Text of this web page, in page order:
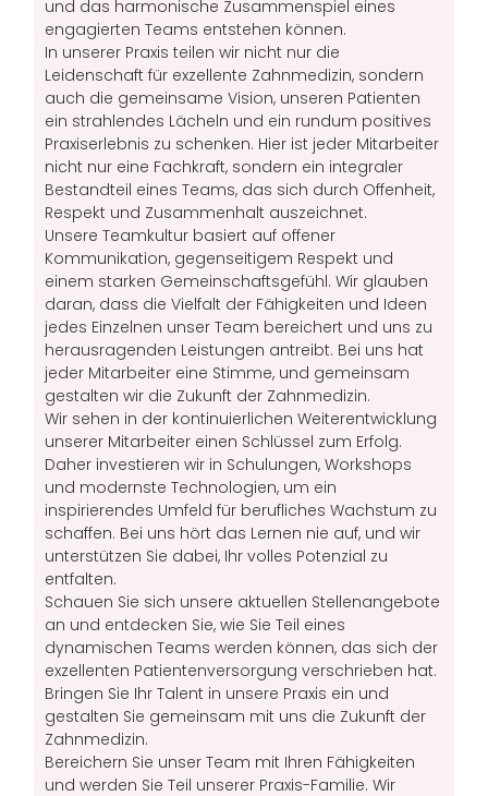
und das harmonische Zusammenspiel eines
engagierten Teams entstehen können.
In unserer Praxis teilen wir nicht nur die
Leidenschaft für exzellente Zahnmedizin, sondern
auch die gemeinsame Vision, unseren Patienten
ein strahlendes Lächeln und ein rundum positives
Praxiserlebnis zu schenken. Hier ist jeder Mitarbeiter
nicht nur eine Fachkraft, sondern ein integraler
Bestandteil eines Teams, das sich durch Offenheit,
Respekt und Zusammenhalt auszeichnet.
Unsere Teamkultur basiert auf offener
Kommunikation, gegenseitigem Respekt und
einem starken Gemeinschaftsgefühl. Wir glauben
daran, dass die Vielfalt der Fähigkeiten und Ideen
jedes Einzelnen unser Team bereichert und uns zu
herausragenden Leistungen antreibt. Bei uns hat
jeder Mitarbeiter eine Stimme, und gemeinsam
gestalten wir die Zukunft der Zahnmedizin.
Wir sehen in der kontinuierlichen Weiterentwicklung
unserer Mitarbeiter einen Schlüssel zum Erfolg.
Daher investieren wir in Schulungen, Workshops
und modernste Technologien, um ein
inspirierendes Umfeld für berufliches Wachstum zu
schaffen. Bei uns hört das Lernen nie auf, und wir
unterstützen Sie dabei, Ihr volles Potenzial zu
entfalten.
Schauen Sie sich unsere aktuellen Stellenangebote
an und entdecken Sie, wie Sie Teil eines
dynamischen Teams werden können, das sich der
exzellenten Patientenversorgung verschrieben hat.
Bringen Sie Ihr Talent in unsere Praxis ein und
gestalten Sie gemeinsam mit uns die Zukunft der
Zahnmedizin.
Bereichern Sie unser Team mit Ihren Fähigkeiten
und werden Sie Teil unserer Praxis-Familie. Wir